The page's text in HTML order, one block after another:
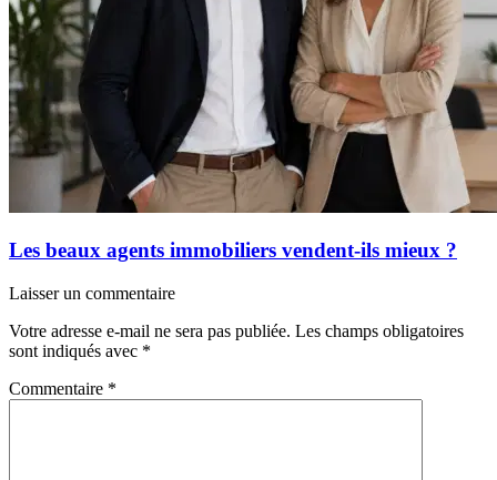
Les beaux agents immobiliers vendent-ils mieux ?
Laisser un commentaire
Votre adresse e-mail ne sera pas publiée. Les champs obligatoires
sont indiqués avec *
Commentaire *